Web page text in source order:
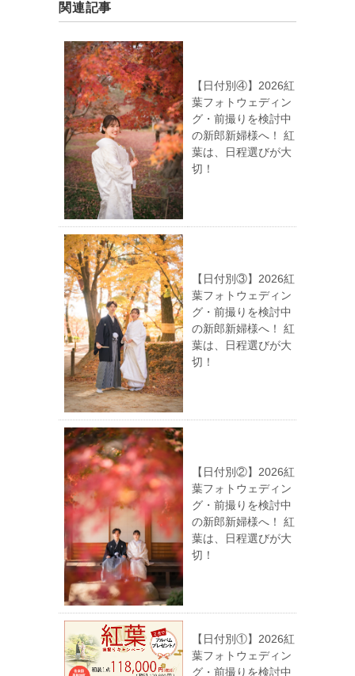
関連記事
【日付別④】2026紅
葉フォトウェディン
グ・前撮りを検討中
の新郎新婦様へ！ 紅
葉は、日程選びが大
切！
【日付別③】2026紅
葉フォトウェディン
グ・前撮りを検討中
の新郎新婦様へ！ 紅
葉は、日程選びが大
切！
【日付別②】2026紅
葉フォトウェディン
グ・前撮りを検討中
の新郎新婦様へ！ 紅
葉は、日程選びが大
切！
【日付別①】2026紅
葉フォトウェディン
グ・前撮りを検討中